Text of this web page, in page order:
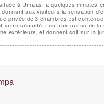
à Umalas, à quelques minutes
donnant aux visiteurs la sensation
privée de 3 chambres est
votre sécurité. Les trois suites de la
extérieure, et donnent soit sur la